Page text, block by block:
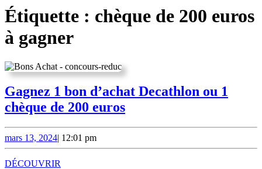
Close
Button
Étiquette : chèque de 200 euros
à gagner
Gagnez 1 bon d’achat Decathlon ou 1
chèque de 200 eurosGagnez
d’achat
mars 13, 2024mars
13,
2024
| 12:01 pm
DÉCOUVRIR